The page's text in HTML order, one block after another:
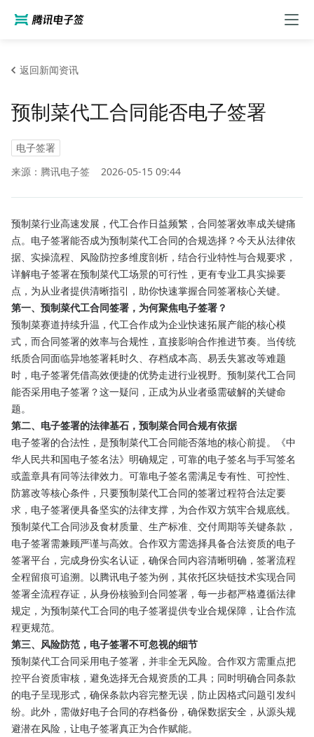
返回新闻资讯
预制菜代工合同能否电子签署
电子签署
来源：腾讯电子签
2026-05-15 09:44
预制菜行业高速发展，代工合作日益频繁，合同签署效率成关键痛
点。电子签署能否成为预制菜代工合同的合规选择？今天从法律依
据、实操流程、风险防控多维度剖析，结合行业特性与合规要求，
详解电子签署在预制菜代工场景的可行性，更有专业工具实操要
点，为从业者提供清晰指引，助你快速掌握合同签署核心关键。
第一、预制菜代工合同签署，为何聚焦电子签署？
预制菜赛道持续升温，代工合作成为企业快速拓展产能的核心模
式，而合同签署的效率与合规性，直接影响合作推进节奏。当传统
纸质合同面临异地签署耗时久、存档成本高、易丢失篡改等难题
时，电子签署凭借高效便捷的优势走进行业视野。预制菜代工合同
能否采用电子签署？这一疑问，正成为从业者亟需破解的关键命
题。
第二、电子签署的法律基石，预制菜合同合规有依据
电子签署的合法性，是预制菜代工合同能否落地的核心前提。《中
华人民共和国电子签名法》明确规定，可靠的电子签名与手写签名
或盖章具有同等法律效力。可靠电子签名需满足专有性、可控性、
防篡改等核心条件，只要预制菜代工合同的签署过程符合法定要
求，电子签署便具备坚实的法律支撑，为合作双方筑牢合规底线。
预制菜代工合同涉及食材质量、生产标准、交付周期等关键条款，
电子签署需兼顾严谨与高效。合作双方需选择具备合法资质的电子
签署平台，完成身份实名认证，确保合同内容清晰明确，签署流程
全程留痕可追溯。以腾讯电子签为例，其依托区块链技术实现合同
签署全流程存证，从身份核验到合同签署，每一步都严格遵循法律
规定，为预制菜代工合同的电子签署提供专业合规保障，让合作流
程更规范。
第三、风险防范，电子签署不可忽视的细节
预制菜代工合同采用电子签署，并非全无风险。合作双方需重点把
控平台资质审核，避免选择无合规资质的工具；同时明确合同条款
的电子呈现形式，确保条款内容完整无误，防止因格式问题引发纠
纷。此外，需做好电子合同的存档备份，确保数据安全，从源头规
避潜在风险，让电子签署真正为合作赋能。